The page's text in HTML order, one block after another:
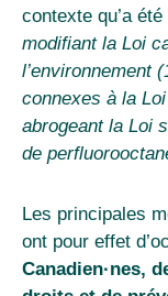
contexte qu’a
modifiant la Loi
l’environnement
connexes à la
abrogeant la Loi
de
Les principales
ont pour effet
Canadien·nes,